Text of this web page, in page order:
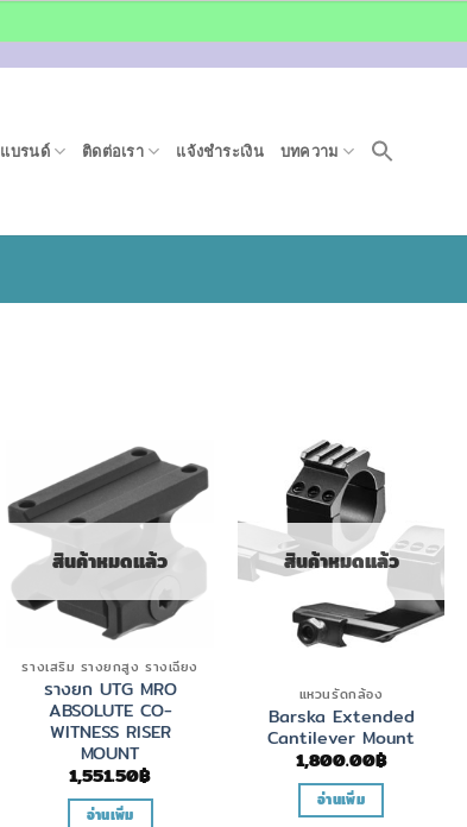
แบรนด์ ติดต่อเรา แจ้งชำระเงิน บทความ
สินค้าหมดแล้ว
รางเสริม รางยกสูง รางเฉียง
รางยก UTG MRO
ABSOLUTE CO-
WITNESS RISER
MOUNT
1,551.50฿
อ่านเพิ่ม
สินค้าหมดแล้ว
แหวนรัดกล้อง
Barska Extended
Cantilever Mount
1,800.00฿
อ่านเพิ่ม